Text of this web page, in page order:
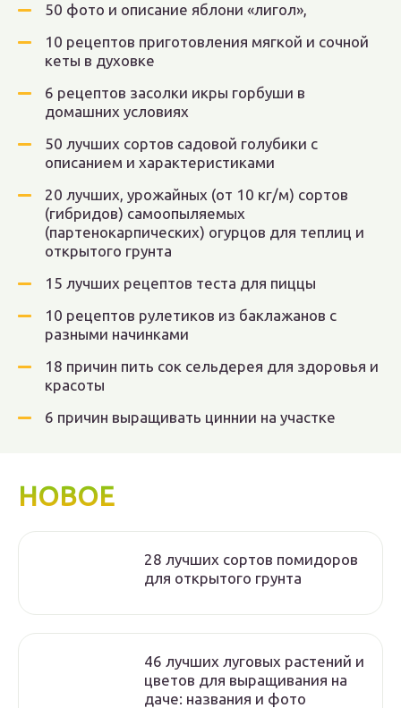
50 фото и описание яблони «лигол»,
10 рецептов приготовления мягкой и сочной
кеты в духовке
6 рецептов засолки икры горбуши в
домашних условиях
50 лучших сортов садовой голубики с
описанием и характеристиками
20 лучших, урожайных (от 10 кг/м) сортов
(гибридов) самоопыляемых
(партенокарпических) огурцов для теплиц и
открытого грунта
15 лучших рецептов теста для пиццы
10 рецептов рулетиков из баклажанов с
разными начинками
18 причин пить сок сельдерея для здоровья и
красоты
6 причин выращивать циннии на участке
НОВОЕ
28 лучших сортов помидоров
для открытого грунта
46 лучших луговых растений и
цветов для выращивания на
даче: названия и фото